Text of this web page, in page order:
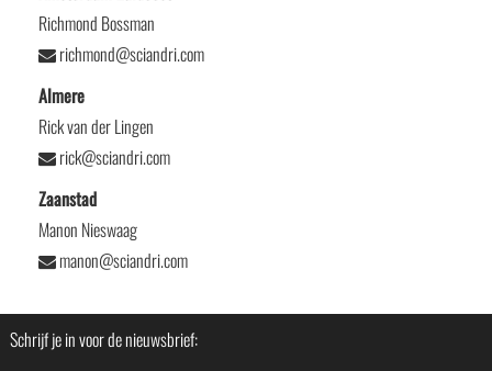
Richmond Bossman
richmond@sciandri.com
Almere
Rick van der Lingen
rick@sciandri.com
Zaanstad
Manon Nieswaag
manon@sciandri.com
Schrijf je in voor de nieuwsbrief: